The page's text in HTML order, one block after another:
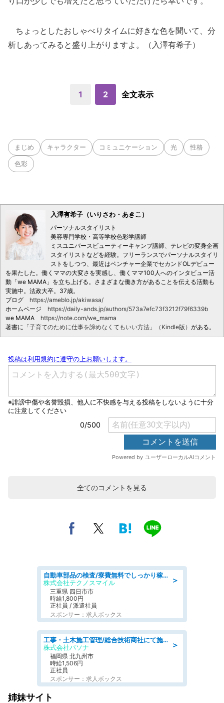
ちょっとしたおしゃべりタイムに好きな色を聞いて、分
析しあってみると盛り上がりますよ。（入澤有希子）
1 2 全文表示
まじめ キャラクター コミュニケーション 光 性格
色彩
入澤有希子（いりさわ・あきこ）
パーソナルスタイリスト
美容専門学校・高等学校色彩学講師
ミスユニバースビューティーキャンプ講師、テレビの変身企画
スタイリストなどを経験。フリーランスでパーソナルスタイリ
ストをしつつ、最近はベンチャー企業でセカンドOLデビュー
を果たした。働くママの大変さを実感し、働くママ100人へのインタビュー活
動「we MAMA」を立ち上げる。さまざまな働き方があることを伝える活動も
実施中。法政大卒。37歳。
ブログ https://ameblo.jp/akiwasa/
ホームページ https://daily-ands.jp/authors/573a7efc73f3212f79f6339b
we MAMA https://note.com/we_mama
著書に 「子育てのために仕事を諦めなくてもいい方法」（Kindle版） がある。
全てのコメントを見る
＞
自動車部品の検査/寮費無料でしっかり稼げる denso aichi
株式会社テクノスマイル
三重県 四日市市
時給1,800円
正社員 / 派遣社員
スポンサー：求人ボックス
＞
工事・土木施工管理/総合技術商社にて施工管理のお仕事/即日勤務可/車通勤可/工事・土木施工管理/生産・品質管理
株式会社パソナ
福岡県 北九州市
時給1,506円
正社員
スポンサー：求人ボックス
姉妹サイト